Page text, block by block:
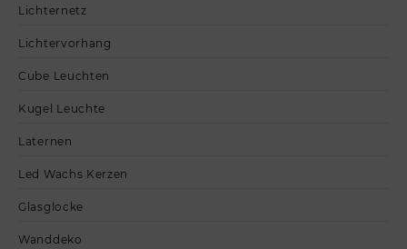
Lichternetz
Lichtervorhang
Cube Leuchten
Kugel Leuchte
Laternen
Led Wachs Kerzen
Glasglocke
Wanddeko